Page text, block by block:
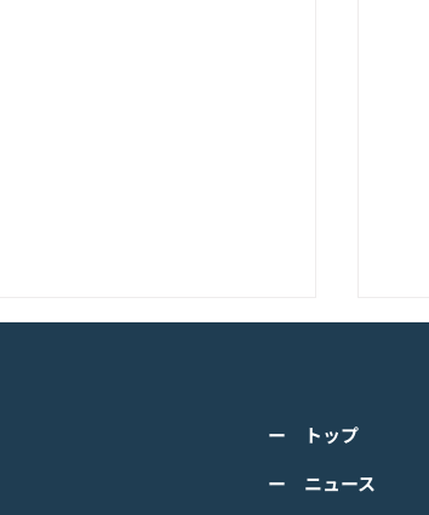
超伝導体！最高のスリックバ
ス】 K-POPアイドル応援アプリ
の
詳
い
ー
ー トップ
ー ニュース